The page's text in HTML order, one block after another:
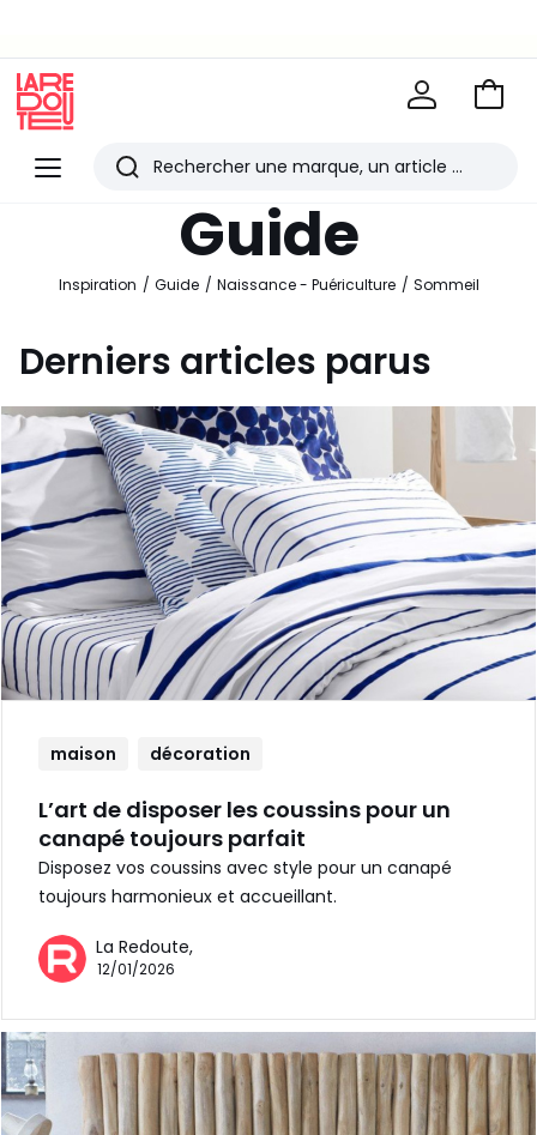
Menu
Redoute
Rechercher
derniers
articles
Aller
Guide
Inspiration Guide Naissance - Puériculture Sommeil
Derniers articles parus
maison décoration
L’art de disposer les coussins pour un
canapé toujours parfait
Disposez vos coussins avec style pour un canapé
toujours harmonieux et accueillant.
La Redoute,
12/01/2026